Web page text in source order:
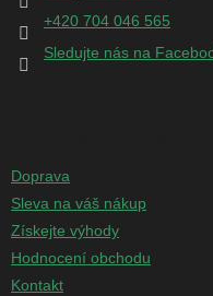
+420 704 046 565
Sledujte nás na
Doprava
Sleva na váš nákup
Získejte výhody
Hodnocení obchodu
Kontakt